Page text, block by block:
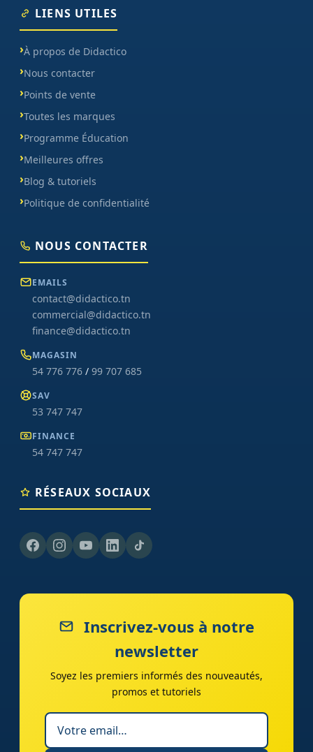
LIENS UTILES
À propos de Didactico
Nous contacter
Points de vente
Toutes les marques
Programme Éducation
Meilleures offres
Blog & tutoriels
Politique de confidentialité
NOUS CONTACTER
EMAILS
contact@didactico.tn
commercial@didactico.tn
finance@didactico.tn
MAGASIN
54 776 776 / 99 707 685
SAV
53 747 747
FINANCE
54 747 747
RÉSEAUX SOCIAUX
Inscrivez-vous à notre
newsletter
Soyez les premiers informés des nouveautés,
promos et tutoriels